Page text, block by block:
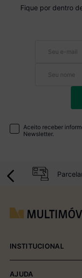
Fique por dentro
Aceito receber
Newsletter.
INSTITUCIONAL
AJUDA